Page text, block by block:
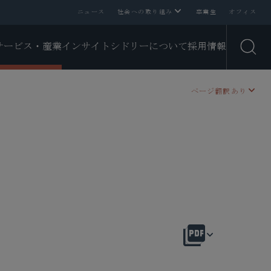
ニュース 社会への取り組み 卒業生 オフィス
ービス・産業インサイト シドリーについて 採用情報
ページ翻訳あり